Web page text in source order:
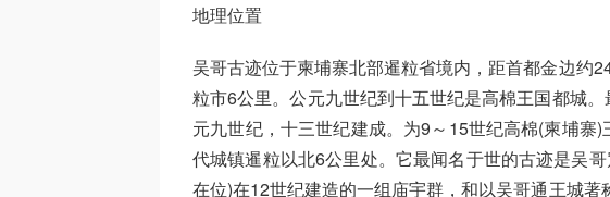
地理位置
吴哥古迹位于柬埔寨北部暹粒省境内，距首都金边约
粒市6公里。公元九世纪到十五世纪是高棉王国都城
元九世纪，十三世纪建成。为9～15世纪高棉(柬埔寨
代城镇暹粒以北6公里处。它最闻名于世的古迹是吴
在位)在12世纪建造的一组庙宇群，和以吴哥通王城